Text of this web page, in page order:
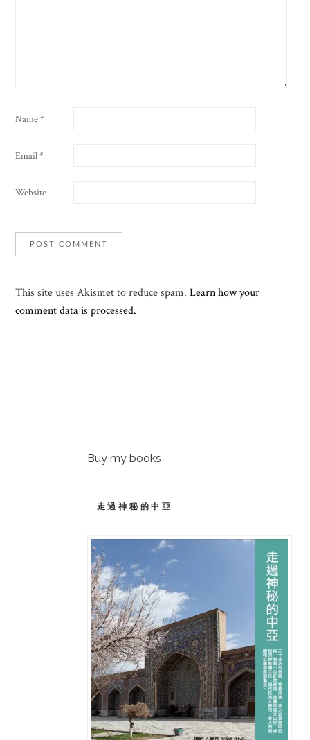
Name*
Email*
Website
This site uses Akismet to reduce spam.Learn how your
comment data is processed.
Buy my books
走過神秘的中亞